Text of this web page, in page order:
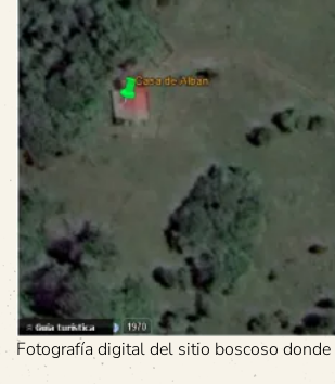
Fotografía digital del sitio boscoso